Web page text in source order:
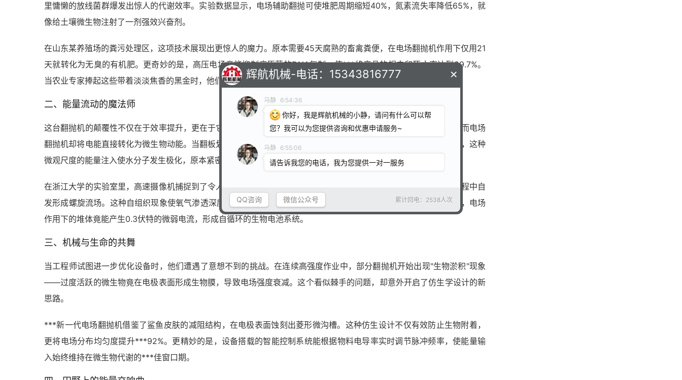
里慵懒的放线菌群爆发出惊人的代谢效率。实验数据显示，电场辅助翻抛可使堆肥周期缩短40%，氮素流失率降低65%，就
像给土壤微生物注射了一剂强效兴奋剂。
在山东某养殖场的粪污处理区，这项技术展现出更惊人的魔力。原本需要45天腐熟的畜禽粪便，在电场翻抛机作用下仅用21
天就转化为无臭的有机肥。更奇妙的是，高压电场竟能抑制病原菌的DNA复制，使***终产品的蛔虫卵死亡率达到99.7%。
当农业专家捧起这些带着淡淡焦香的黑金时，他们看到的不仅是技术的突破，更是整个生态循环系统的重生。
二、能量流动的魔法师
这台翻抛机的颠覆性不仅在于效率提升，更在于它重新定义了能量流动的方向。传统机械通过柴油燃烧释放化学能，而电场
翻抛机却将电能直接转化为微生物动能。当翻板划过堆体时，表面分布的纳米电极阵列会在物料间隙形成非均匀电场，这种
微观尺度的能量注入使水分子发生极化，原本紧密的团粒结构瞬间崩解。
在浙江大学的实验室里，高速摄像机捕捉到了令人震撼的画面：被电场激活的有机质颗粒如同被施了魔法，在翻抛过程中自
发形成螺旋流场。这种自组织现象使氧气渗透深度增加3倍，好氧发酵区域扩大***传统工艺的5倍。更令人惊奇的是，电场
作用下的堆体竟能产生0.3伏特的微弱电流，形成自循环的生物电池系统。
三、机械与生命的共舞
当工程师试图进一步优化设备时，他们遭遇了意想不到的挑战。在连续高强度作业中，部分翻抛机开始出现"生物淤积"现象
——过度活跃的微生物竟在电极表面形成生物膜，导致电场强度衰减。这个看似棘手的问题，却意外开启了仿生学设计的新
思路。
***新一代电场翻抛机借鉴了鲨鱼皮肤的减阻结构，在电极表面蚀刻出菱形微沟槽。这种仿生设计不仅有效防止生物附着，
更将电场分布均匀度提升***92%。更精妙的是，设备搭载的智能控制系统能根据物料电导率实时调节脉冲频率，使能量输
入始终维持在微生物代谢的***佳窗口期。
辉航机械-电话：15343816777 ×
马静 6:54:36
你好，我是辉航机械的小静，请问有什么可以帮
您？我可以为您提供咨询和优惠申请服务~
马静 6:55:06
请告诉我您的电话，我为您提供一对一服务
累计回电：2538人次
QQ咨询 微信公众号